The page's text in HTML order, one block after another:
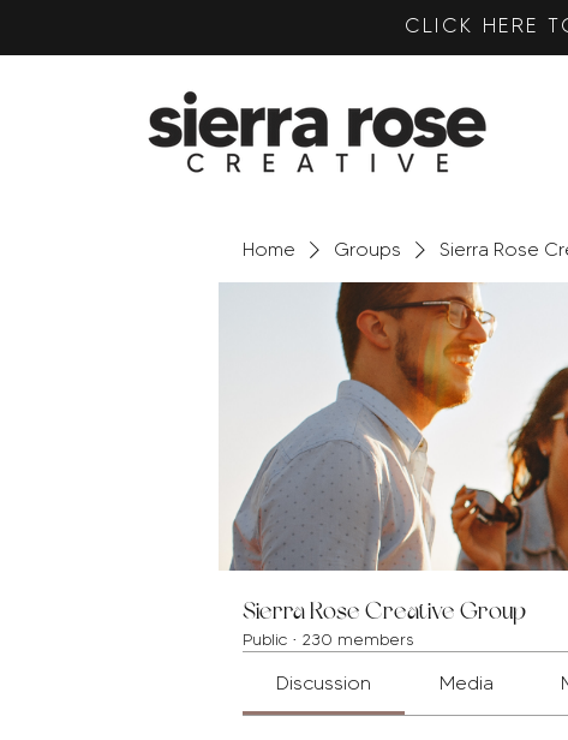
CLICK HERE
Home Groups Sierra Rose
Sierra Rose Creative Group
Public · 230 members
Discussion Media